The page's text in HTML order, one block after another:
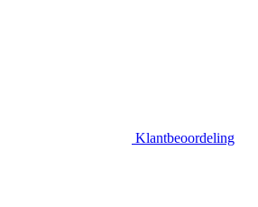
Klantbeoordeling